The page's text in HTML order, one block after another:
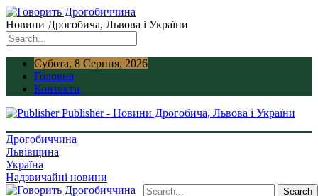
Новини Дрогобича, Львова і України
Субота, 8 Серпня, 2026
Головна
Контакти
Publisher - Новини Дрогобича, Львова і України
Дрогобиччина
Львівщина
Україна
Надзвичайні новини